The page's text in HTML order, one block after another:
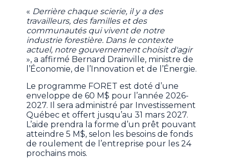
« Derrière chaque scierie, il y a des
travailleurs, des familles et des
communautés qui vivent de notre
industrie forestière. Dans le contexte
actuel, notre gouvernement choisit d'agir
», a affirmé Bernard Drainville, ministre de
l’Économie, de l’Innovation et de l’Énergie.
Le programme FORET est doté d’une
enveloppe de 60 M$ pour l’année 2026-
2027. Il sera administré par Investissement
Québec et offert jusqu’au 31 mars 2027.
L’aide prendra la forme d’un prêt pouvant
atteindre 5 M$, selon les besoins de fonds
de roulement de l’entreprise pour les 24
prochains mois.